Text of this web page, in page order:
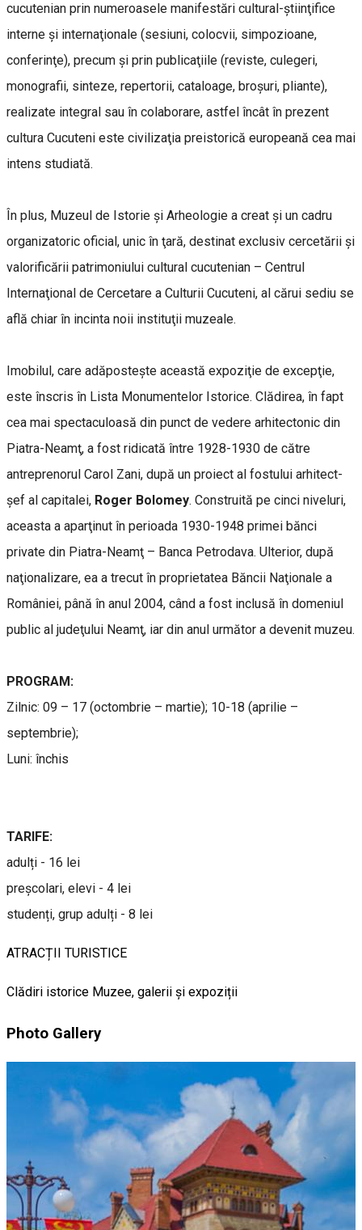
cucutenian prin numeroasele manifestări cultural-ştiinţifice
interne şi internaţionale (sesiuni, colocvii, simpozioane,
conferinţe), precum şi prin publicaţiile (reviste, culegeri,
monografii, sinteze, repertorii, cataloage, broşuri, pliante),
realizate integral sau în colaborare, astfel încât în prezent
cultura Cucuteni este civilizaţia preistorică europeană cea mai
intens studiată.
În plus, Muzeul de Istorie şi Arheologie a creat şi un cadru
organizatoric oficial, unic în ţară, destinat exclusiv cercetării şi
valorificării patrimoniului cultural cucutenian – Centrul
Internaţional de Cercetare a Culturii Cucuteni, al cărui sediu se
află chiar în incinta noii instituţii muzeale.
Imobilul, care adăposteşte această expoziţie de excepţie,
este înscris în Lista Monumentelor Istorice. Clădirea, în fapt
cea mai spectaculoasă din punct de vedere arhitectonic din
Piatra-Neamţ, a fost ridicată între 1928-1930 de către
antreprenorul Carol Zani, după un proiect al fostului arhitect-
şef al capitalei, Roger Bolomey. Construită pe cinci niveluri,
aceasta a aparţinut în perioada 1930-1948 primei bănci
private din Piatra-Neamţ – Banca Petrodava. Ulterior, după
naţionalizare, ea a trecut în proprietatea Băncii Naţionale a
României, până în anul 2004, când a fost inclusă în domeniul
public al judeţului Neamţ, iar din anul următor a devenit muzeu.
PROGRAM:
Zilnic: 09 – 17 (octombrie – martie); 10-18 (aprilie –
septembrie);
Luni: închis
TARIFE:
adulți - 16 lei
preșcolari, elevi - 4 lei
studenți, grup adulți - 8 lei
ATRACȚII TURISTICE
Clădiri istorice Muzee, galerii și expoziții
Photo Gallery